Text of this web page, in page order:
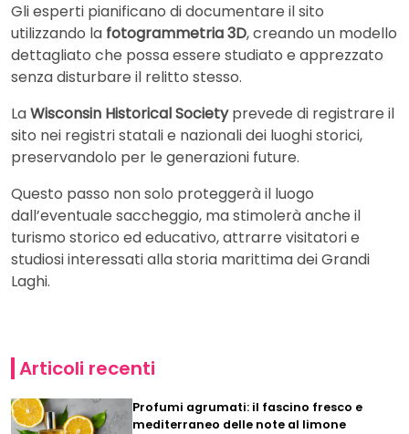
Gli esperti pianificano di documentare il sito
utilizzando la fotogrammetria 3D, creando un modello
dettagliato che possa essere studiato e apprezzato
senza disturbare il relitto stesso.
LaWisconsin Historical Societyprevede di registrare il
sito nei registri statali e nazionali dei luoghi storici,
preservandolo per le generazioni future.
Questo passo non solo proteggerà il luogo
dall’eventuale saccheggio, ma stimolerà anche il
turismo storico ed educativo, attrarre visitatori e
studiosi interessati alla storia marittima dei Grandi
Laghi.
Articoli recenti
Profumi agrumati: il fascino fresco e
mediterraneo delle note al limone